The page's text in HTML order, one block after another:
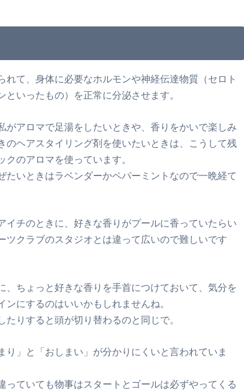
れて、身体に必要なホルモンや神経伝達物質（セロト
いったもの）を正常に分泌させます。
がアロマで足湯をしたいときや、香りをかいで楽しみ
のヘアスタイリング剤を使いたいときは、こうして残
のアロマを使っています。
たいときはラベンダーかペパーミントなので一晩経て
イチのときに、好きな香りがプールに香っていたらい
ツクラブのスタジオとは違って広いので難しいです
、ちょっと好きな香りを手首につけておいて、気分を
にするのはいいかもしれませんね。
りすると頭が切り替わるのと同じで。
り」と「おしまい」が分かりにくいと言われていま
っていても物事はスタートとゴールは必ずやってくる